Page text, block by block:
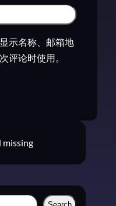
示名称、邮箱地
评论时使用。
missing